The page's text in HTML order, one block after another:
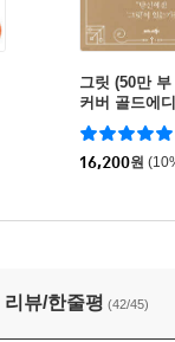
그릿 (50만
커버 골드에
16,200원
리뷰/한줄평 (42/45)